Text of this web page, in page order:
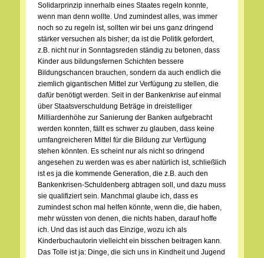
Solidarprinzip innerhalb eines Staates regeln konnte,
wenn man denn wollte. Und zumindest alles, was immer
noch so zu regeln ist, sollten wir bei uns ganz dringend
stärker versuchen als bisher; da ist die Politik gefordert,
z.B. nicht nur in Sonntagsreden ständig zu betonen, dass
Kinder aus bildungsfernen Schichten bessere
Bildungschancen brauchen, sondern da auch endlich die
ziemlich gigantischen Mittel zur Verfügung zu stellen, die
dafür benötigt werden. Seit in der Bankenkrise auf einmal
über Staatsverschuldung Beträge in dreistelliger
Milliardenhöhe zur Sanierung der Banken aufgebracht
werden konnten, fällt es schwer zu glauben, dass keine
umfangreicheren Mittel für die Bildung zur Verfügung
stehen könnten. Es scheint nur als nicht so dringend
angesehen zu werden was es aber natürlich ist, schließlich
ist es ja die kommende Generation, die z.B. auch den
Bankenkrisen-Schuldenberg abtragen soll, und dazu muss
sie qualifiziert sein. Manchmal glaube ich, dass es
zumindest schon mal helfen könnte, wenn die, die haben,
mehr wüssten von denen, die nichts haben, darauf hoffe
ich. Und das ist auch das Einzige, wozu ich als
Kinderbuchautorin vielleicht ein bisschen beitragen kann.
Das Tolle ist ja: Dinge, die sich uns in Kindheit und Jugend